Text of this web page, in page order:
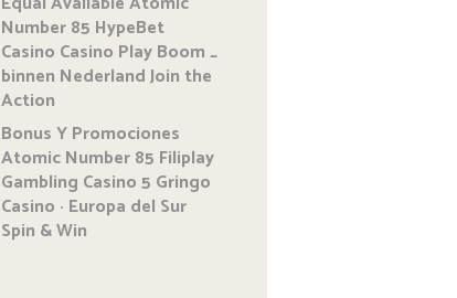
Number 85 HypeBet
Casino Casino Play Boom _
binnen Nederland Join the
Action
Bonus Y Promociones
Atomic Number 85 Filiplay
Gambling Casino 5 Gringo
Casino · Europa del Sur
Spin & Win